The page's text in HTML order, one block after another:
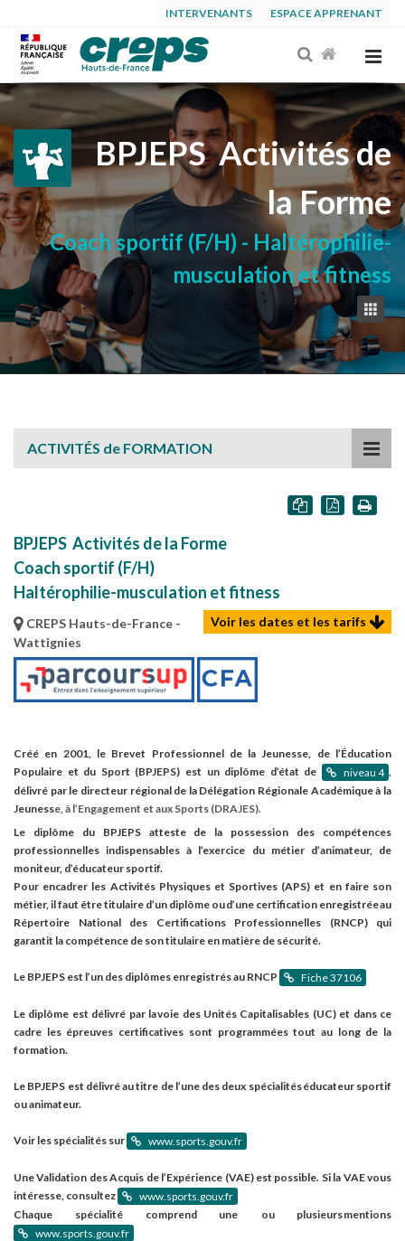
INTERVENANTS ESPACE APPRENANT
BPJEPSActivités de
la Forme
Coach sportif (F/H) - Haltérophilie-
musculation et fitness
ACTIVITÉS de FORMATION
BPJEPS Activités de la Forme
Coach sportif (F/H)
Haltérophilie-musculation et fitness
Voir les dates et les tarifs
CREPS Hauts-de-France -
Wattignies
Créé en 2001, le Brevet Professionnel de la Jeunesse, de l’Éducation
Populaire et du Sport (BPJEPS) est un diplôme d’état de
niveau 4 ,
délivré par le directeur régional de la Délégation Régionale Académique à la
Jeunesse, à l’Engagement et aux Sports (DRAJES).
Le diplôme du BPJEPS atteste de la possession des compétences
professionnelles indispensables à l’exercice du métier d’animateur, de
moniteur, d’éducateur sportif.
Pour encadrer les Activités Physiques et Sportives (APS) et en faire son
métier, il faut être titulaire d’un diplôme ou d’une certification enregistrée au
Répertoire National des Certifications Professionnelles (RNCP) qui
garantit la compétence de son titulaire en matière de sécurité.
Le BPJEPS est l’un des diplômes enregistrés au RNCP Fiche 37106
Le diplôme est délivré par la voie des Unités Capitalisables (UC) et dans ce
cadre les épreuves certificatives sont programmées tout au long de la
formation.
Le BPJEPS est délivré au titre de l’une des deux spécialités éducateur sportif
ou animateur.
Voir les spécialités sur www.sports.gouv.fr
Une Validation des Acquis de l’Expérience (VAE) est possible. Si la VAE vous
intéresse, consultez
www.sports.gouv.fr
Chaque spécialité comprend une ou plusieurs mentions
www.sports.gouv.fr